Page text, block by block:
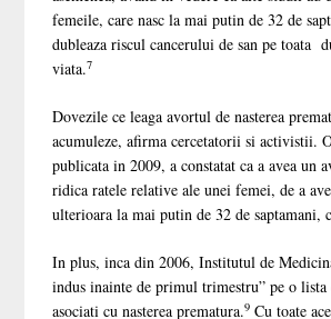
femeile, care nasc la mai putin de 32 de
dubleaza riscul cancerului de san pe toata
viata.7
Dovezile ce leaga avortul de nasterea
acumuleze, afirma cercetatorii si activistii.
publicata in 2009, a constatat ca a avea un
ridica ratele relative ale unei femei, de a
ulterioara la mai putin de 32 de saptamani,
In plus, inca din 2006, Institutul de
indus inainte de primul trimestru” pe o
asociati cu nasterea prematura.9 Cu toate